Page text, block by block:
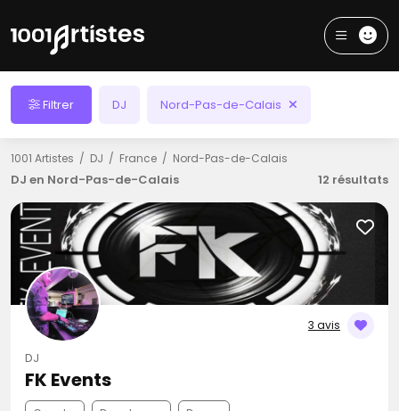
Filtrer DJ Nord-Pas-de-Calais
1001 Artistes DJ France Nord-Pas-de-Calais
DJ en Nord-Pas-de-Calais 12 résultats
3 avis
DJ
FK Events